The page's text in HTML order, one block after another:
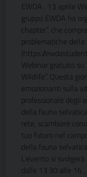
EWDA : 13 aprile
gruppo EWDA ha
chapter”, che
problematiche
(https://
Webinar gratuito
Wildlife”. Questa
emozionanti sulla
professionale degli
della fauna
rete, scambiare
tuo futuro nel
della fauna selvatica!
L’evento si
dalle 13.30 alle 16 ,